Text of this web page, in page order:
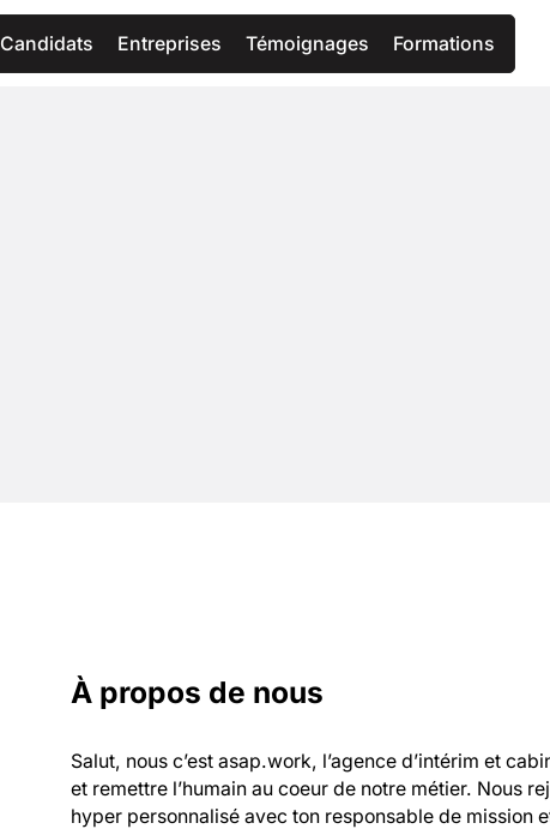
Candidats Entreprises Témoignages Formations
À propos de nous
Salut, nous c’est asap.work, l’agence d’intérim et
et remettre l’humain au coeur de notre métier. Nous
hyper personnalisé avec ton responsable de mission